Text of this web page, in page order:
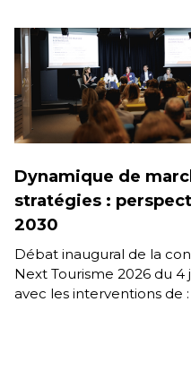
Dynamique de
stratégies :
2030
Débat inaugural de la
Next Tourisme 2026 du 4
avec les interventions de